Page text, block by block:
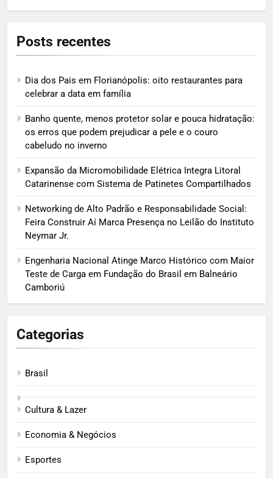
Posts recentes
Dia dos Pais em Florianópolis: oito restaurantes para
celebrar a data em família
Banho quente, menos protetor solar e pouca hidratação:
os erros que podem prejudicar a pele e o couro
cabeludo no inverno
Expansão da Micromobilidade Elétrica Integra Litoral
Catarinense com Sistema de Patinetes Compartilhados
Networking de Alto Padrão e Responsabilidade Social:
Feira Construir Aí Marca Presença no Leilão do Instituto
Neymar Jr.
Engenharia Nacional Atinge Marco Histórico com Maior
Teste de Carga em Fundação do Brasil em Balneário
Camboriú
Categorias
Brasil
Cultura & Lazer
Economia & Negócios
Esportes